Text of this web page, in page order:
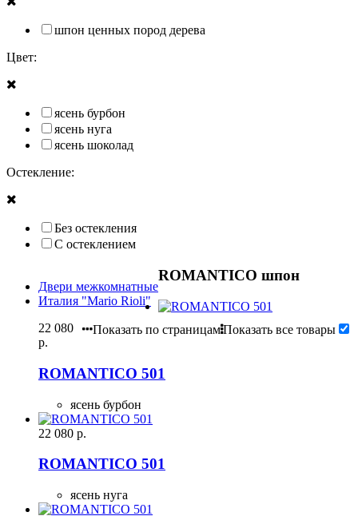
шпон ценных пород дерева
Цвет:
ясень бурбон
ясень нуга
ясень шоколад
Остекление:
Без остекления
С остеклением
Двери межкомнатные
Италия "Mario Rioli"
ROMANTICO шпон
Показать по страницамПоказать все товары
22 080
р.
ROMANTICO 501
ясень бурбон
22 080 р.
ROMANTICO 501
ясень нуга